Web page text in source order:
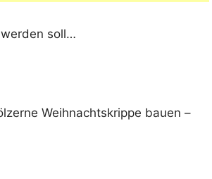
werden soll…
Weihnachtskrippe bauen –